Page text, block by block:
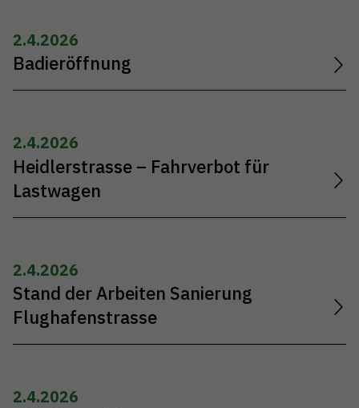
2.4.2026
Badieröffnung
2.4.2026
Heidlerstrasse – Fahrverbot für
Lastwagen
2.4.2026
Stand der Arbeiten Sanierung
Flughafenstrasse
2.4.2026